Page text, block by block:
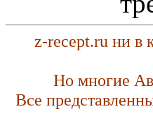
z-recept.ru ни в
Но многие
Все